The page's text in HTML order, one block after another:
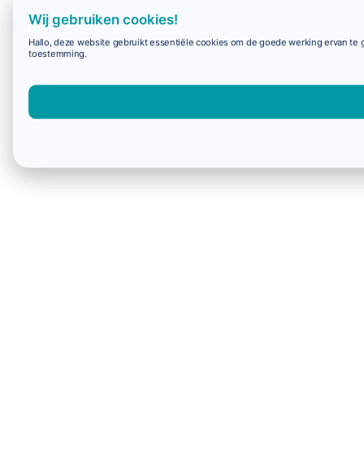
Wij gebruiken cookies!
Hallo, deze website gebruikt essentiële cookies om de goede werking ervan
toestemming.